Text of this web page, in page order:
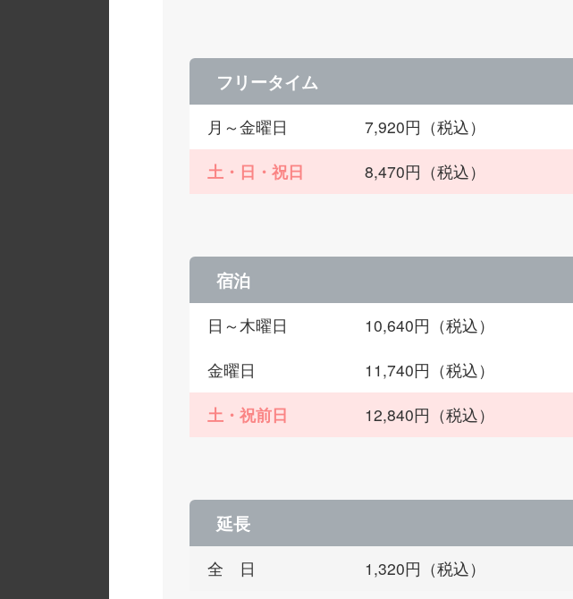
フリータイム
月～金曜日
7,920円（税込）
土・日・祝日
8,470円（税込）
宿泊
日～木曜日
10,640円（税込）
金曜日
11,740円（税込）
土・祝前日
12,840円（税込）
延長
全 日 1,320円（税込）